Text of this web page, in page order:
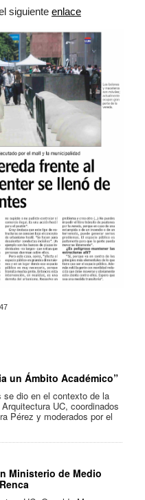
siguiente enlace
un Ámbito Académico”
se dio en el contexto de la
UC, coordinados
Pérez y moderados por el
Ministerio de Medio